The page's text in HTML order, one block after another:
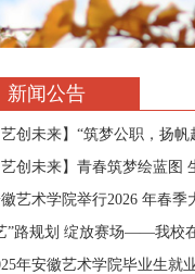
新闻公告
艺创未来】“筑梦公职，扬
艺创未来】青春筑梦绘蓝
艺术学院举行2026 年春季
”路规划 绽放赛场——我校
年安徽艺术学院毕业生就